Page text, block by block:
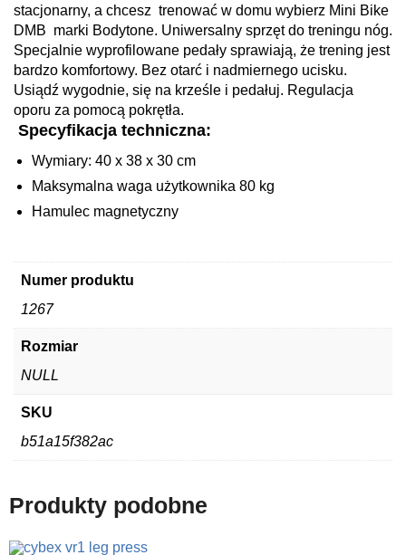
stacjonarny, a chcesz trenować w domu wybierz Mini Bike
DMB marki Bodytone. Uniwersalny sprzęt do treningu nóg.
Specjalnie wyprofilowane pedały sprawiają, że trening jest
bardzo komfortowy. Bez otarć i nadmiernego ucisku.
Usiądź wygodnie, się na krześle i pedałuj. Regulacja
oporu za pomocą pokrętła.
Specyfikacja techniczna:
Wymiary: 40 x 38 x 30 cm
Maksymalna waga użytkownika 80 kg
Hamulec magnetyczny
Numer produktu
1267
Rozmiar
NULL
SKU
b51a15f382ac
Produkty podobne